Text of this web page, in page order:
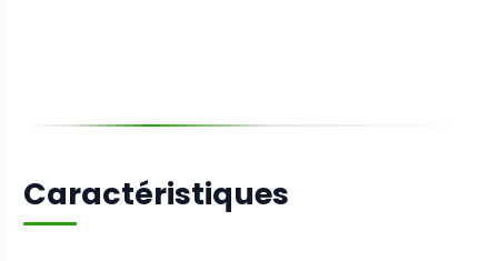
Caractéristiques